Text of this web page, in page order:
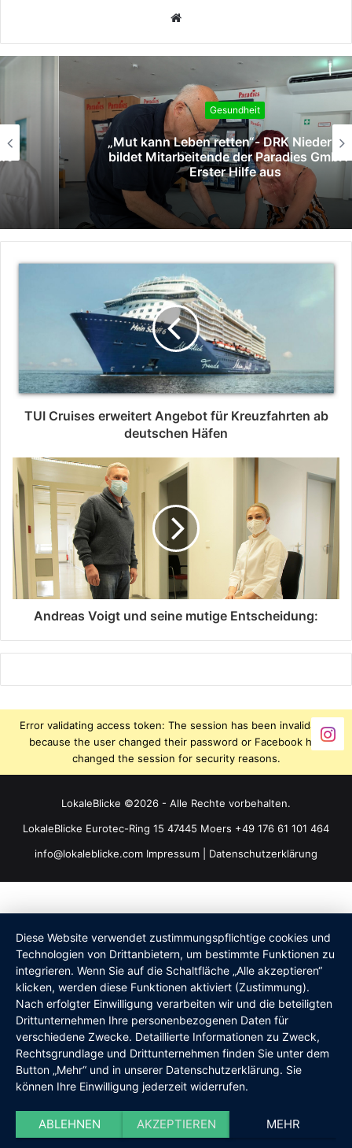
Webseite
Gesundheit
„Mut kann Leben retten“- DRK Niederrhein
bildet Mitarbeitende der Paradies GmbH in
Erster Hilfe aus
TUI Cruises erweitert Angebot für Kreuzfahrten ab
deutschen Häfen
Andreas Voigt und seine mutige Entscheidung:
Error validating access token: The session has been invalidated
because the user changed their password or Facebook has
changed the session for security reasons.
LokaleBlicke ©2026 - Alle Rechte vorbehalten.
LokaleBlicke Eurotec-Ring 15 47445 Moers +49 176 61 101 464
info@lokaleblicke.com Impressum Datenschutzerklärung
Diese Website verwendet zustimmungspflichtige cookies und
Technologien von Drittanbietern, um bestimmte Funktionen zu
integrieren. Wenn Sie auf die Schaltfläche „Alle akzeptieren“
klicken, werden diese Funktionen aktiviert (Zustimmung).
Nach erfolgter Einwilligung verarbeiten wir und die beteiligten
Drittunternehmen Ihre personenbezogenen Daten für
verschiedene Zwecke. Detaillierte Informationen zu Zweck,
Rechtsgrundlage und Drittunternehmen finden Sie unter dem
Button „Mehr“ und in unserer Datenschutzerklärung. Sie
können Ihre Einwilligung jederzeit widerrufen.
ABLEHNEN AKZEPTIEREN MEHR